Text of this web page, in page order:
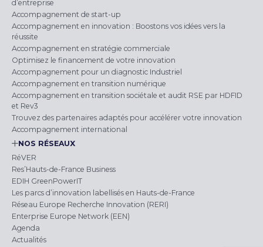
d’entreprise
Accompagnement de start-up
Accompagnement en innovation : Boostons vos idées vers la
réussite
Accompagnement en stratégie commerciale
Optimisez le financement de votre innovation
Accompagnement pour un diagnostic Industriel
Accompagnement en transition numérique
Accompagnement en transition sociétale et audit RSE par HDFID
et Rev3
Trouvez des partenaires adaptés pour accélérer votre innovation
Accompagnement international
NOS RÉSEAUX
RéVER
Res’Hauts-de-France Business
EDIH GreenPowerIT
Les parcs d’innovation labellisés en Hauts-de-France
Réseau Europe Recherche Innovation (RERI)
Enterprise Europe Network (EEN)
Agenda
Actualités